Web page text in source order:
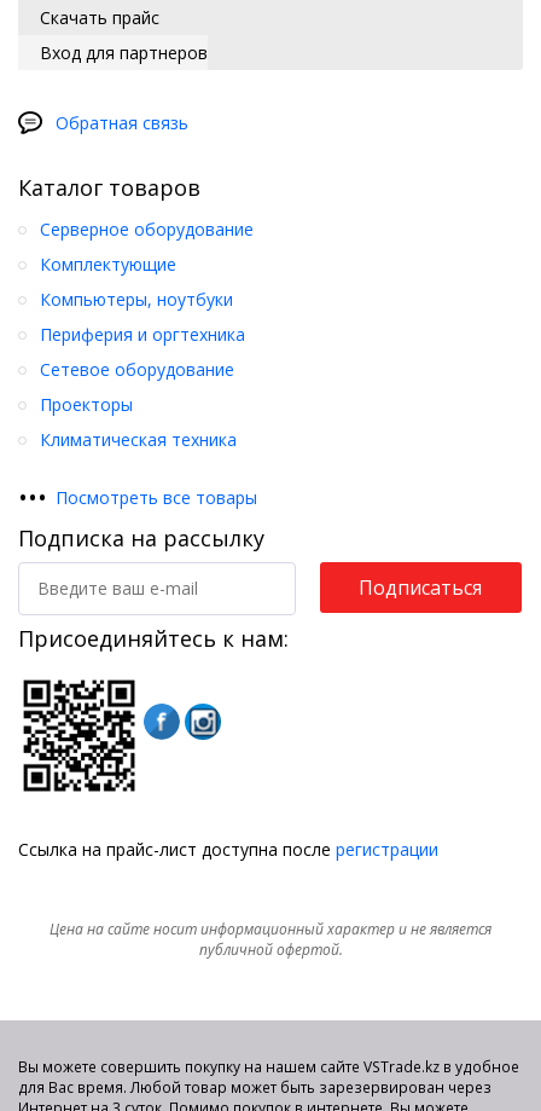
Скачать прайс
Вход для партнеров
Обратная связь
Каталог товаров
Серверное оборудование
Комплектующие
Компьютеры, ноутбуки
Периферия и оргтехника
Сетевое оборудование
Проекторы
Климатическая техника
••• Посмотреть все товары
Подписка на рассылку
Подписаться
Присоединяйтесь к нам:
Ссылка на прайс-лист доступна после регистрации
Цена на сайте носит информационный характер и не является
публичной офертой.
Вы можете совершить покупку на нашем сайте VSTrade.kz в удобное
для Вас время. Любой товар может быть зарезервирован через